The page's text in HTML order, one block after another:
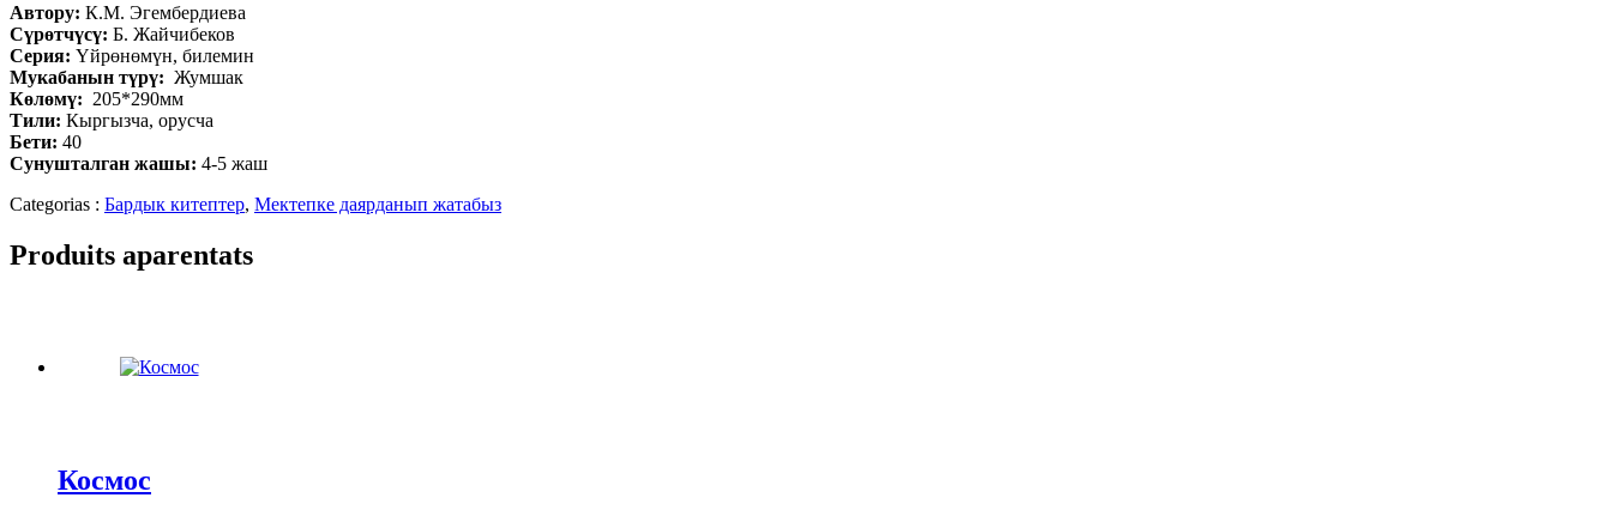
Автору: К.М. Эгембердиева
Сүрөтчүсү: Б. Жайчибеков
Серия: Үйрөнөмүн, билемин
Мукабанын түрү: Жумшак
Көлөмү: 205*290мм
Тили: Кыргызча, орусча
Бети: 40
Сунушталган жашы: 4-5 жаш
Categorias : Бардык китептер, Мектепке даярданып жатабыз
Produits aparentats
Космос